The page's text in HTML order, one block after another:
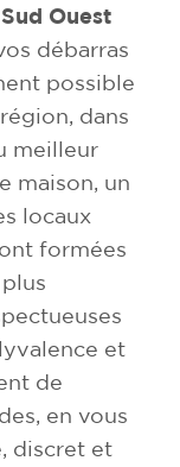
Ouest
débarras
possible
dans
meilleur
maison, un
locaux
formées
et
de
en vous
discret et